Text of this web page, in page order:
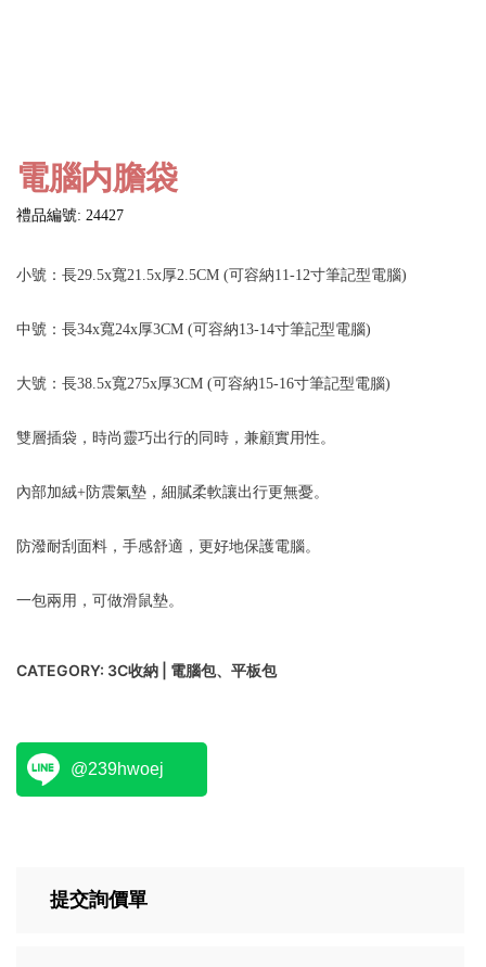
電腦内膽袋
禮品編號: 24427
小號：長29.5x寬21.5x厚2.5CM (可容納11-12寸筆記型電腦)
中號：長34x寬24x厚3CM (可容納13-14寸筆記型電腦)
大號：長38.5x寬275x厚3CM (可容納15-16寸筆記型電腦)
雙層插袋，時尚靈巧出行的同時，兼顧實用性。
內部加絨+防震氣墊，細膩柔軟讓出行更無憂。
防潑耐刮面料，手感舒適，更好地保護電腦。
一包兩用，可做滑鼠墊。
CATEGORY: 3C收納 | 電腦包、平板包
@239hwoej
提交詢價單